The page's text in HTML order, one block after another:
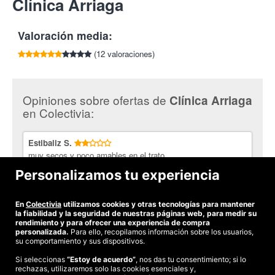
médicos de la salud y la belleza que acaba con la celulítis. La
presoterapia mediante un masaje especializado, estimula la
circulación, realizando presiones para moldear tu cuerpo.
Además, está demostrado que ayuda a controlar tu peso, para
que conserves una figura espectacular tras el tratamiento.
La Clínica Arriagaestá dirigida por los hermanos Martín,
Elisabeth diplomada en podología y Victor, diplomado en
gama de servicios para la atención y cuidado de tus pies y tu
cuerpo, con el fin de satisfacer a sus pacientes. Su compromiso
la vanguardia en las últimas técnicas de podología y fisioterapia.
Tlf:944 793 663
Clínica Arriaga
Valoración media:
(12 valoraciones)
Opiniones sobre ofertas de Clínica Arriaga
en Colectivia:
Estibaliz S.
muy secos y poco amables en el trato..
perfecto!
©2026 Colectivia
Personalizamos tu experiencia
En Colectivia utilizamos cookies y otras tecnologías para mantener
la fiabilidad y la seguridad de nuestras páginas web, para medir su
rendimiento y para ofrecer una experiencia de compra
personalizada. Para ello, recopilamos información sobre los usuarios,
su comportamiento y sus dispositivos.
Si seleccionas “Estoy de acuerdo”, nos das tu consentimiento; si lo
rechazas, utilizaremos solo las cookies esenciales y,